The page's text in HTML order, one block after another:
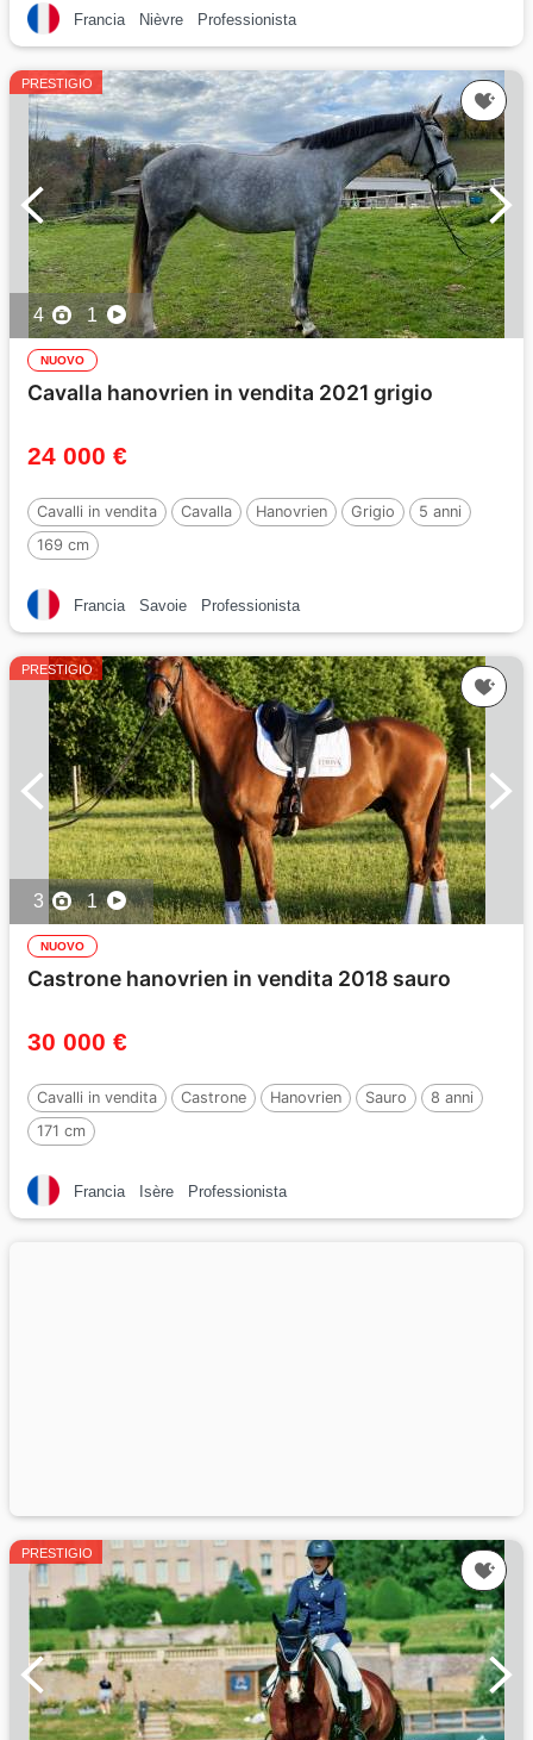
Francia Nièvre Professionista
PRESTIGIO
4 1
NUOVO
Cavalla hanovrien in vendita 2021 grigio
24 000 €
Cavalli in vendita Cavalla Hanovrien Grigio
5 anni
169 cm
Francia Savoie Professionista
PRESTIGIO
3 1
NUOVO
Castrone hanovrien in vendita 2018 sauro
30 000 €
Cavalli in vendita Castrone Hanovrien Sauro
8 anni
171 cm
Francia Isère Professionista
PRESTIGIO